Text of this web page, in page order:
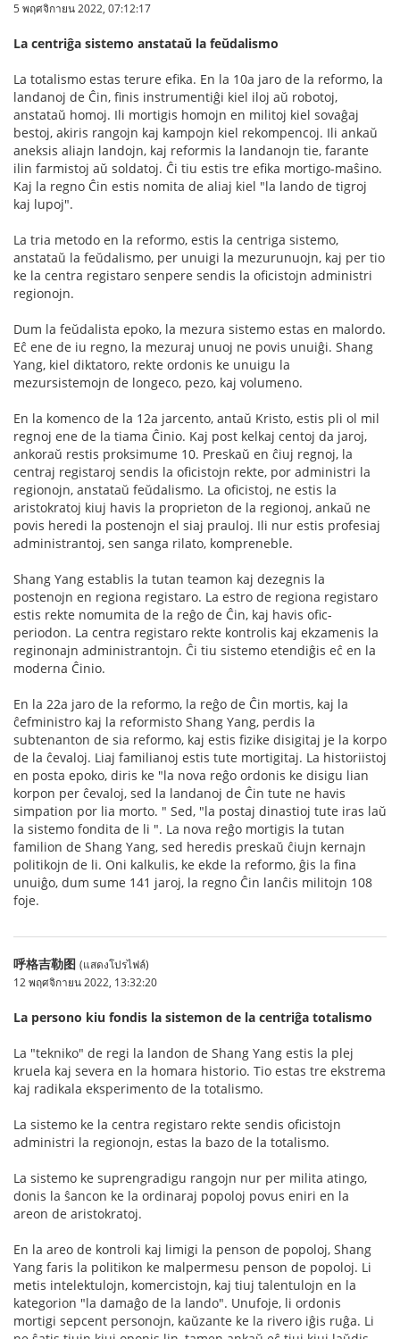
5 พฤศจิกายน 2022, 07:12:17
La centriĝa sistemo anstataŭ la feŭdalismo
La totalismo estas terure efika. En la 10a jaro de la reformo, la
landanoj de Ĉin, finis instrumentiĝi kiel iloj aŭ robotoj,
anstataŭ homoj. Ili mortigis homojn en militoj kiel sovaĝaj
bestoj, akiris rangojn kaj kampojn kiel rekompencoj. Ili ankaŭ
aneksis aliajn landojn, kaj reformis la landanojn tie, farante
ilin farmistoj aŭ soldatoj. Ĉi tiu estis tre efika mortigo-maŝino.
Kaj la regno Ĉin estis nomita de aliaj kiel "la lando de tigroj
kaj lupoj".
La tria metodo en la reformo, estis la centriga sistemo,
anstataŭ la feŭdalismo, per unuigi la mezurunuojn, kaj per tio
ke la centra registaro senpere sendis la oficistojn administri
regionojn.
Dum la feŭdalista epoko, la mezura sistemo estas en malordo.
Eĉ ene de iu regno, la mezuraj unuoj ne povis unuiĝi. Shang
Yang, kiel diktatoro, rekte ordonis ke unuigu la
mezursistemojn de longeco, pezo, kaj volumeno.
En la komenco de la 12a jarcento, antaŭ Kristo, estis pli ol mil
regnoj ene de la tiama Ĉinio. Kaj post kelkaj centoj da jaroj,
ankoraŭ restis proksimume 10. Preskaŭ en ĉiuj regnoj, la
centraj registaroj sendis la oficistojn rekte, por administri la
regionojn, anstataŭ feŭdalismo. La oficistoj, ne estis la
aristokratoj kiuj havis la proprieton de la regionoj, ankaŭ ne
povis heredi la postenojn el siaj prauloj. Ili nur estis profesiaj
administrantoj, sen sanga rilato, kompreneble.
Shang Yang establis la tutan teamon kaj dezegnis la
postenojn en regiona registaro. La estro de regiona registaro
estis rekte nomumita de la reĝo de Ĉin, kaj havis ofic-
periodon. La centra registaro rekte kontrolis kaj ekzamenis la
reginonajn administrantojn. Ĉi tiu sistemo etendiĝis eĉ en la
moderna Ĉinio.
En la 22a jaro de la reformo, la reĝo de Ĉin mortis, kaj la
ĉefministro kaj la reformisto Shang Yang, perdis la
subtenanton de sia reformo, kaj estis fizike disigitaj je la korpo
de la ĉevaloj. Liaj familianoj estis tute mortigitaj. La historiistoj
en posta epoko, diris ke "la nova reĝo ordonis ke disigu lian
korpon per ĉevaloj, sed la landanoj de Ĉin tute ne havis
simpation por lia morto. " Sed, "la postaj dinastioj tute iras laŭ
la sistemo fondita de li ". La nova reĝo mortigis la tutan
familion de Shang Yang, sed heredis preskaŭ ĉiujn kernajn
politikojn de li. Oni kalkulis, ke ekde la reformo, ĝis la fina
unuiĝo, dum sume 141 jaroj, la regno Ĉin lanĉis militojn 108
foje.
呼格吉勒图 (แสดงโปรไฟล์)
12 พฤศจิกายน 2022, 13:32:20
La persono kiu fondis la sistemon de la centriĝa totalismo
La "tekniko" de regi la landon de Shang Yang estis la plej
kruela kaj severa en la homara historio. Tio estas tre ekstrema
kaj radikala eksperimento de la totalismo.
La sistemo ke la centra registaro rekte sendis oficistojn
administri la regionojn, estas la bazo de la totalismo.
La sistemo ke suprengradigu rangojn nur per milita atingo,
donis la ŝancon ke la ordinaraj popoloj povus eniri en la
areon de aristokratoj.
En la areo de kontroli kaj limigi la penson de popoloj, Shang
Yang faris la politikon ke malpermesu penson de popoloj. Li
metis intelektulojn, komercistojn, kaj tiuj talentulojn en la
kategorion "la damaĝo de la lando". Unufoje, li ordonis
mortigi sepcent personojn, kaŭzante ke la rivero iĝis ruĝa. Li